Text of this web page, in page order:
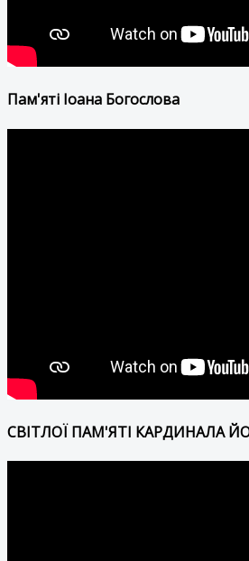
Пам'яті Іоана Богослова
СВІТЛОЇ ПАМ'ЯТІ КАРДИНАЛА